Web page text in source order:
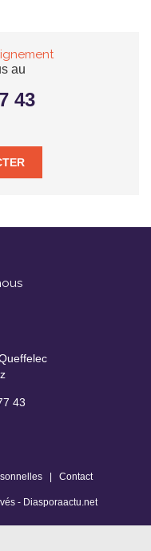
au
43
43
| Contact
- Diasporaactu.net